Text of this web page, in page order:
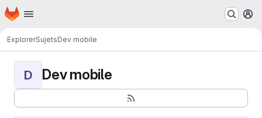
Passer au contenu principal
Page d'accueil
ExplorerSujetsDev mobile
D Dev mobile